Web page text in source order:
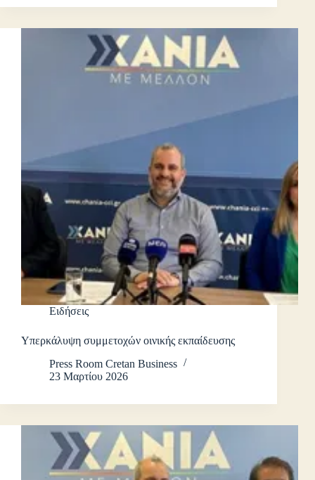
Ειδήσεις
Υπερκάλυψη συμμετοχών οινικής εκπαίδευσης
Press Room Cretan Business
23 Μαρτίου 2026